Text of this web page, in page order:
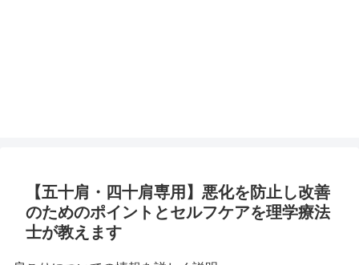
【五十肩・四十肩専用】悪化を防止し改善
のためのポイントとセルフケアを理学療法
士が教えます